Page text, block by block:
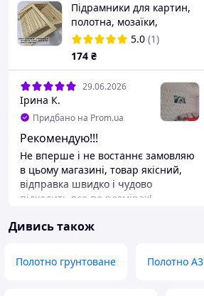
Підрамники для картин,
полотна, мозаїки,
вишивки, 45*95 см
5.0 (1)
174 ₴
29.06.2026
Ірина К.
Придбано на Prom.ua
Рекомендую!!!
Не вперше і не востаннє замовляю
в цьому магазині, товар якісний,
відправка швидко і чудово
підходить все по розмірах!
та окрема вдячність за турботу з
Переваги
Завжди точний розмір!
Дивись також
Полотно грунтоване Полотно А3